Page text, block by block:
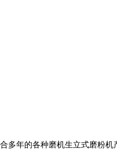
多年的各种磨机生立式磨粉